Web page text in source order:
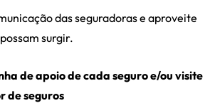
das seguradoras e aproveite
surgir.
de apoio de cada seguro e/ou visite
de seguros